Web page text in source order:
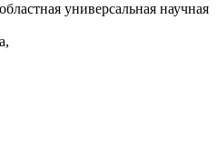
универсальная научная